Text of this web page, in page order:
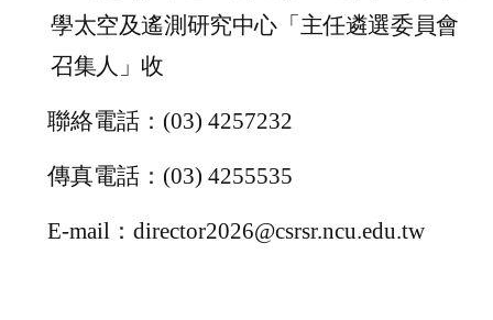
學太空及遙測研究中心「主任遴選委員會
召集人」收
聯絡電話： (03) 4257232
傳真電話： (03) 4255535
E-mail ：director2026@csrsr.ncu.edu.tw